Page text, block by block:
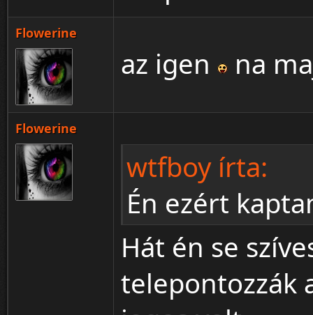
Flowerine
az igen na
Flowerine
wtfboy írta:
Én ezért
Hát én se
telepontozzák